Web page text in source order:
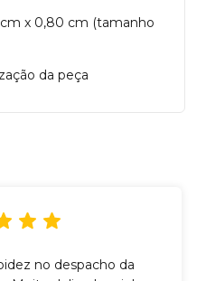
x 0,80 cm (tamanho
da peça
no despacho da